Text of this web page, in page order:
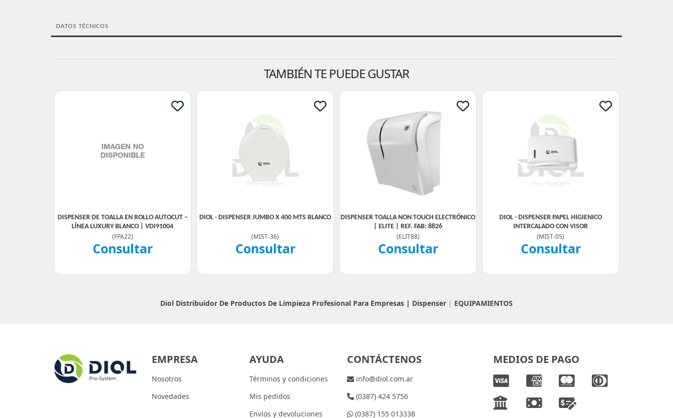
DATOS TÉCNICOS
TAMBIÉN TE PUEDE GUSTAR
DISPENSER DE TOALLA EN ROLLO AUTOCUT –
LÍNEA LUXURY BLANCO | VDI91004
(FPA22)
Consultar
DIOL - DISPENSER JUMBO X 400 MTS BLANCO
(MIST-36)
Consultar
DISPENSER TOALLA NON TOUCH ELECTRÓNICO
| ELITE | REF. FAB: 8826
(ELIT88)
Consultar
DIOL - DISPENSER PAPEL HIGIENICO
INTERCALADO CON VISOR
(MIST-05)
Consultar
Diol Distribuidor De Productos De Limpieza Profesional Para Empresas | Dispenser | EQUIPAMIENTOS
EMPRESA
Nosotros
Novedades
AYUDA
Términos y condiciones
Mis pedidos
Envíos y devoluciones
CONTÁCTENOS
info@diol.com.ar
(0387) 424 5756
(0387) 155 013338
MEDIOS DE PAGO